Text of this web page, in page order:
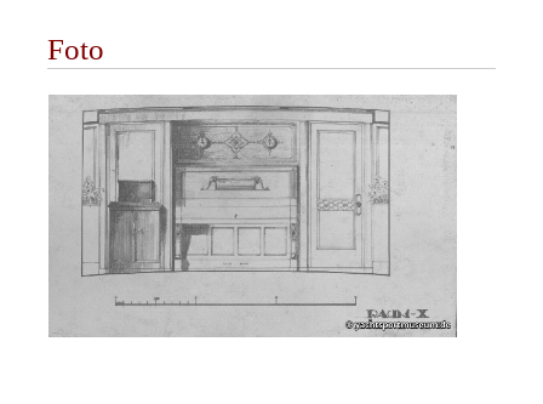
Foto